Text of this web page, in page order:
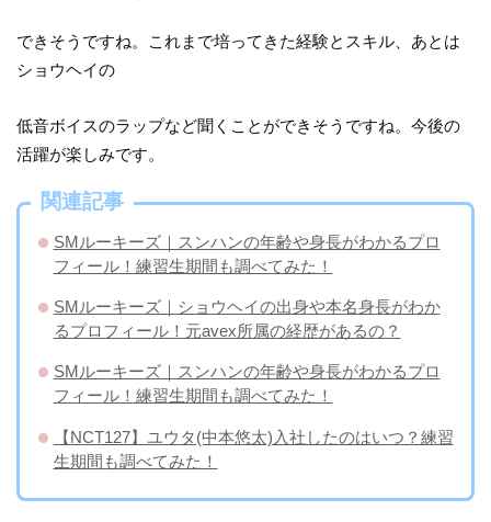
できそうですね。これまで培ってきた経験とスキル、あとは
ショウヘイの
低音ボイスのラップなど聞くことができそうですね。今後の
活躍が楽しみです。
関連記事
SMルーキーズ｜スンハンの年齢や身長がわかるプロ
フィール！練習生期間も調べてみた！
SMルーキーズ｜ショウヘイの出身や本名身長がわか
るプロフィール！元avex所属の経歴があるの？
SMルーキーズ｜スンハンの年齢や身長がわかるプロ
フィール！練習生期間も調べてみた！
【NCT127】ユウタ(中本悠太)入社したのはいつ？練習
生期間も調べてみた！